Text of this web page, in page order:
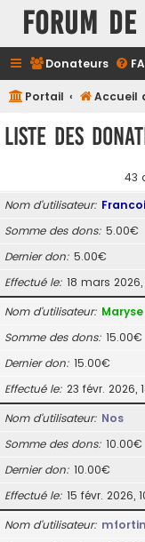
FORUM
Donateurs
Portail Accueil
Liste des
43
Nom d’utilisateur
Somme des dons 5.00€
Dernier don 5.00€
Effectué le 18 mars 2026,
Nom d’utilisateur Maryse
Somme des dons 15.00€
Dernier don 15.00€
Effectué le 23 févr. 2026,
Nom d’utilisateur Nos
Somme des dons 10.00€
Dernier don 10.00€
Effectué le 15 févr. 2026,
Nom d’utilisateur mfortin